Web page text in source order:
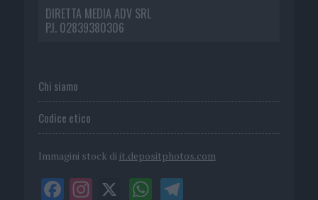
DIRETTA MEDIA ADV SRL
P.I. 02839380306
Chi siamo
Codice etico
Immagini stock di it.depositphotos.com